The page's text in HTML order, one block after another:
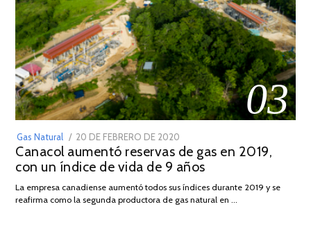
03
Gas Natural
POSTED
ON
20 DE FEBRERO DE 2020
DE
JULIO
2025
Canacol aumentó reservas de gas en 2019,
con un índice de vida de 9 años
La empresa canadiense aumentó todos sus índices durante 2019 y se
reafirma como la segunda productora de gas natural en …